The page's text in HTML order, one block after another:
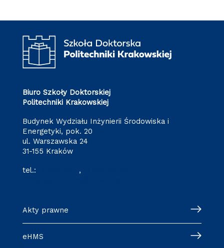
Biuro Szkoły Doktorskiej
Politechniki Krakowskiej
Budynek Wydziału Inżynierii Środowiska i
Energetyki, pok. 20
ul. Warszawska 24
31-155 Kraków
tel.: ,
Akty prawne
eHMS